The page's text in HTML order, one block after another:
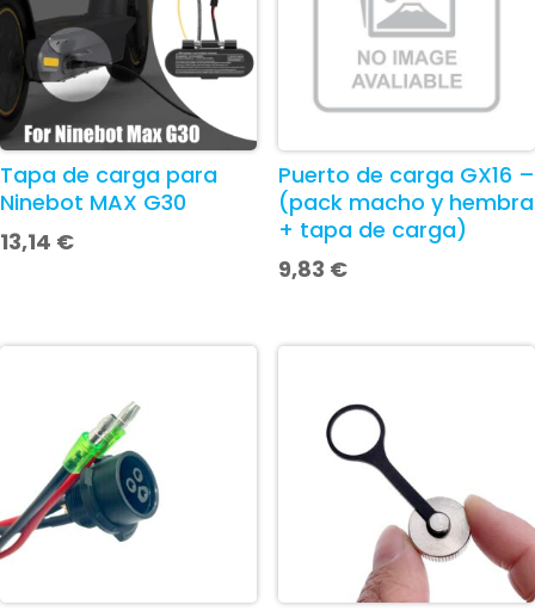
Tapa de carga para
Ninebot MAX G30
13,14 €
Puerto de carga GX16 –
(pack macho y hembra
+ tapa de carga)
9,83 €